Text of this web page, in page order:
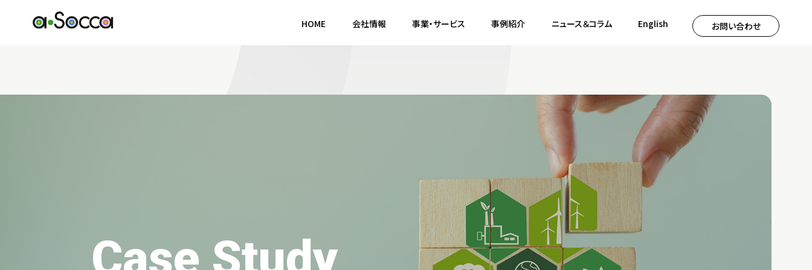
HOME 会社情報 事業・サービス 事例紹介 ニュース＆コラム English お問い合わせ
Case Study